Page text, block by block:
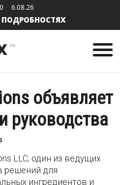
6.08.26
объявляет
руководства
LLC, один из ведущих
решений для
ингредиентов и